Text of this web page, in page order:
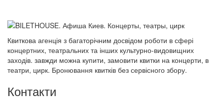
Квиткова агенція з багаторічним досвідом роботи в сфері
концертних, театральних та інших культурно-видовищних
заходів. завжди можна купити, замовити квитки на концерти, в
театри, цирк. Бронювання квитків без сервісного збору.
Контакти